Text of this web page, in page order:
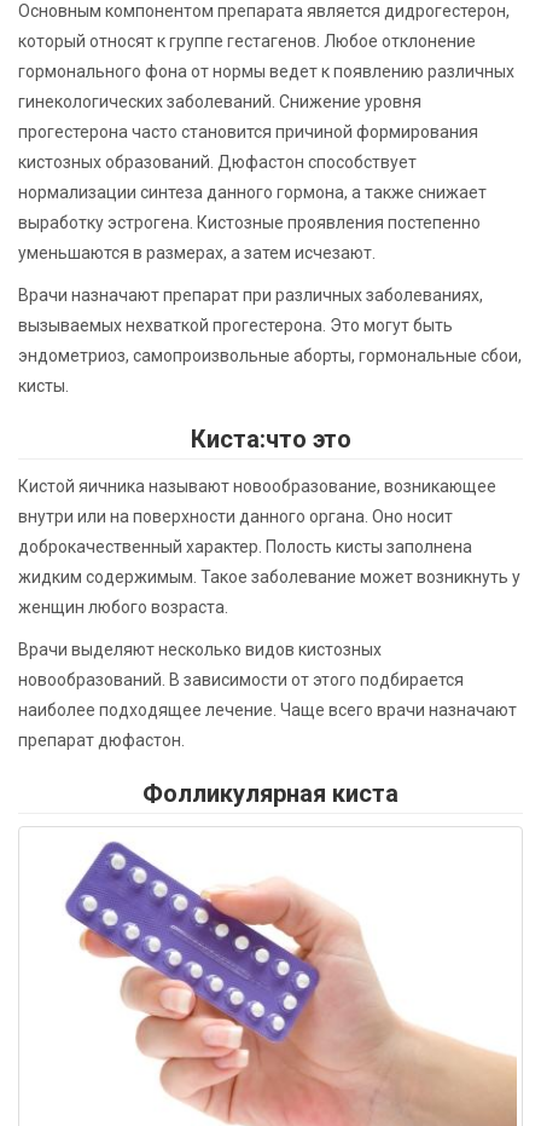
Основным компонентом препарата является дидрогестерон,
который относят к группе гестагенов. Любое отклонение
гормонального фона от нормы ведет к появлению различных
гинекологических заболеваний. Снижение уровня
прогестерона часто становится причиной формирования
кистозных образований. Дюфастон способствует
нормализации синтеза данного гормона, а также снижает
выработку эстрогена. Кистозные проявления постепенно
уменьшаются в размерах, а затем исчезают.
Врачи назначают препарат при различных заболеваниях,
вызываемых нехваткой прогестерона. Это могут быть
эндометриоз, самопроизвольные аборты, гормональные сбои,
кисты.
Киста:что это
Кистой яичника называют новообразование, возникающее
внутри или на поверхности данного органа. Оно носит
доброкачественный характер. Полость кисты заполнена
жидким содержимым. Такое заболевание может возникнуть у
женщин любого возраста.
Врачи выделяют несколько видов кистозных
новообразований. В зависимости от этого подбирается
наиболее подходящее лечение. Чаще всего врачи назначают
препарат дюфастон.
Фолликулярная киста